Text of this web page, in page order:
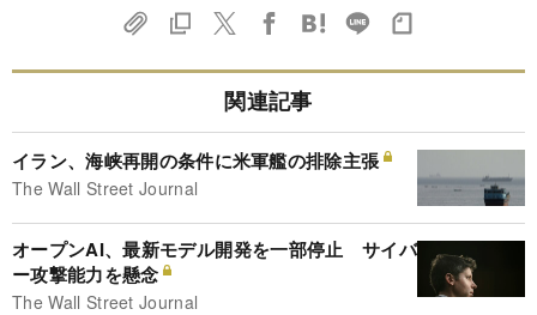
関連記事
イラン、海峡再開の条件に米軍艦の排除主張
The Wall Street Journal
オープンAI、最新モデル開発を一部停止 サイバ
ー攻撃能力を懸念
The Wall Street Journal